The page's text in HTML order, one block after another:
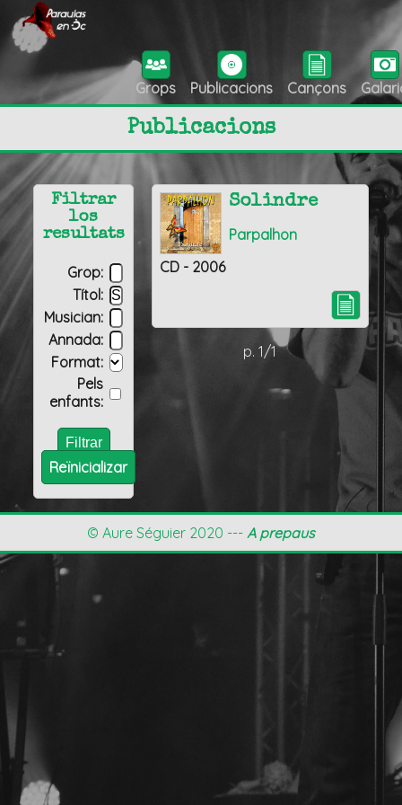
Grops Publicacions Cançons
Publicacions
Solindre
Parpalhon
CD - 2006
p. 1/1
Filtrar
los
resultats
Grop:
Títol:
Musician:
Annada:
Format:
Pels
enfants:
Reïnicializar
© Aure Séguier 2020 --- A prepaus